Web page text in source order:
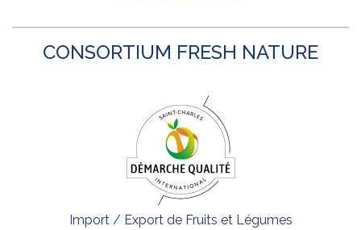
CONSORTIUM FRESH NATURE
Import / Export de Fruits et Légumes